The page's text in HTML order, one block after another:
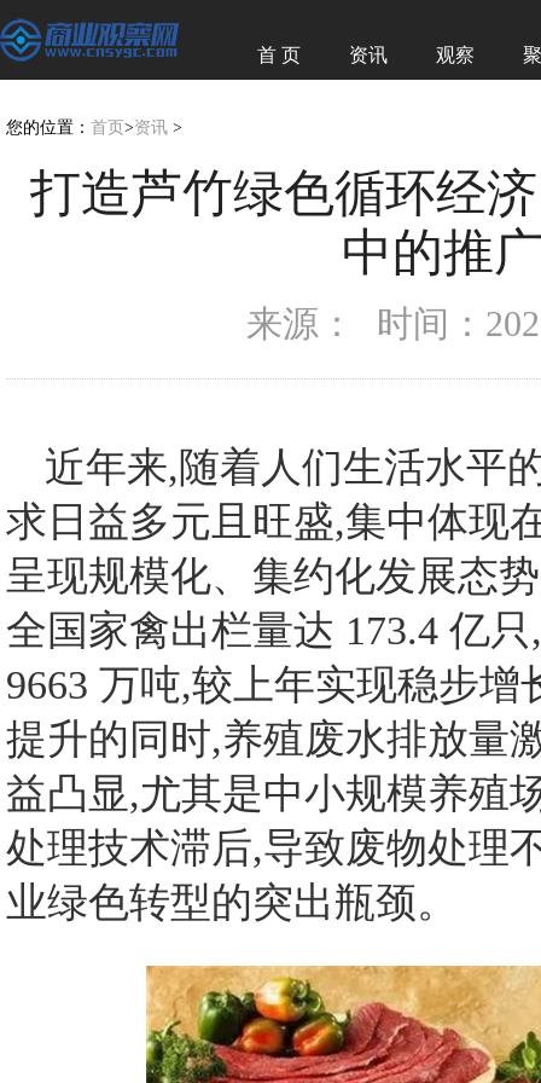
首 页 资讯 观察
您的位置： 首页 >资讯 >
打造芦竹绿色循环经
中的推
来源： 时间：
近年来,随着人们生活水平
求日益多元且旺盛,集中体现
呈现规模化、集约化发展态
全国家禽出栏量达 173.4 亿
9663 万吨,较上年实现稳步
提升的同时,养殖废水排放量
益凸显,尤其是中小规模养殖
处理技术滞后,导致废物处理
业绿色转型的突出瓶颈。